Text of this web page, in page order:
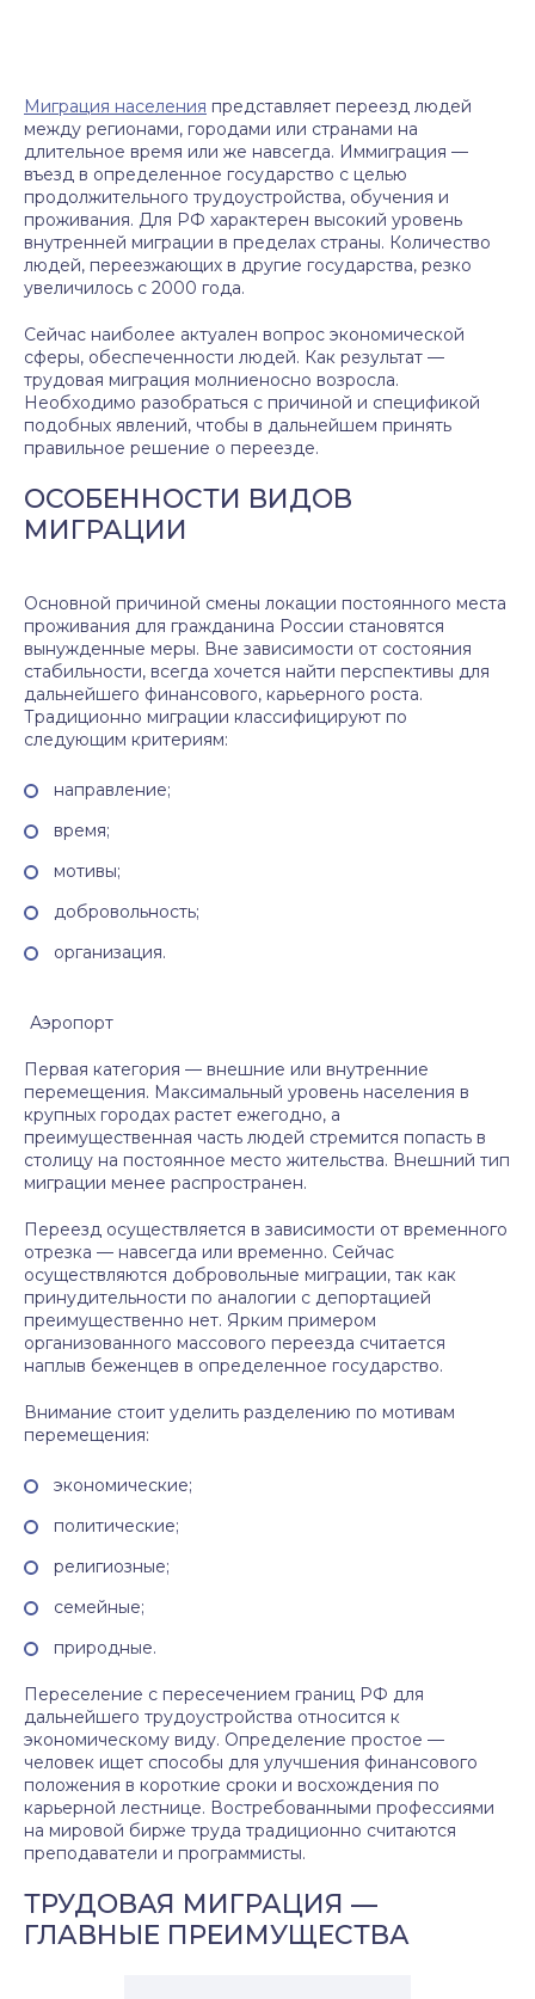
Миграция населения представляет переезд людей
между регионами, городами или странами на
длительное время или же навсегда. Иммиграция —
въезд в определенное государство с целью
продолжительного трудоустройства, обучения и
проживания. Для РФ характерен высокий уровень
внутренней миграции в пределах страны. Количество
людей, переезжающих в другие государства, резко
увеличилось с 2000 года.
Сейчас наиболее актуален вопрос экономической
сферы, обеспеченности людей. Как результат —
трудовая миграция молниеносно возросла.
Необходимо разобраться с причиной и спецификой
подобных явлений, чтобы в дальнейшем принять
правильное решение о переезде.
ОСОБЕННОСТИ ВИДОВ
МИГРАЦИИ
Основной причиной смены локации постоянного места
проживания для гражданина России становятся
вынужденные меры. Вне зависимости от состояния
стабильности, всегда хочется найти перспективы для
дальнейшего финансового, карьерного роста.
Традиционно миграции классифицируют по
следующим критериям:
направление;
время;
мотивы;
добровольность;
организация.
Аэропорт
Первая категория — внешние или внутренние
перемещения. Максимальный уровень населения в
крупных городах растет ежегодно, а
преимущественная часть людей стремится попасть в
столицу на постоянное место жительства. Внешний тип
миграции менее распространен.
Переезд осуществляется в зависимости от временного
отрезка — навсегда или временно. Сейчас
осуществляются добровольные миграции, так как
принудительности по аналогии с депортацией
преимущественно нет. Ярким примером
организованного массового переезда считается
наплыв беженцев в определенное государство.
Внимание стоит уделить разделению по мотивам
перемещения:
экономические;
политические;
религиозные;
семейные;
природные.
Переселение с пересечением границ РФ для
дальнейшего трудоустройства относится к
экономическому виду. Определение простое —
человек ищет способы для улучшения финансового
положения в короткие сроки и восхождения по
карьерной лестнице. Востребованными профессиями
на мировой бирже труда традиционно считаются
преподаватели и программисты.
ТРУДОВАЯ МИГРАЦИЯ —
ГЛАВНЫЕ ПРЕИМУЩЕСТВА